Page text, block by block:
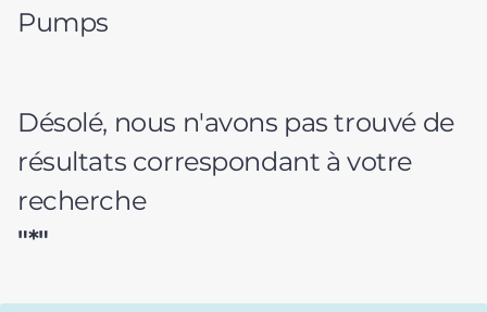
Pumps
Désolé, nous n'avons pas trouvé de
résultats correspondant à votre
recherche
"*"